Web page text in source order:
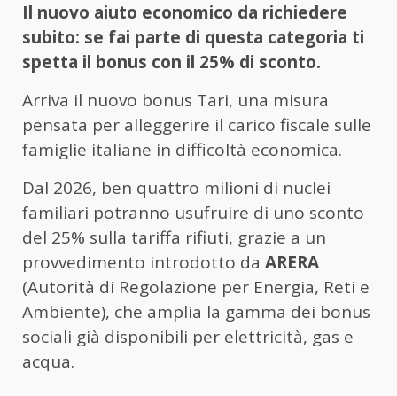
Il nuovo aiuto economico da richiedere
subito: se fai parte di questa categoria ti
spetta il bonus con il 25% di sconto.
Arriva il nuovo bonus Tari, una misura
pensata per alleggerire il carico fiscale sulle
famiglie italiane in difficoltà economica.
Dal 2026, ben quattro milioni di nuclei
familiari potranno usufruire di uno sconto
del 25% sulla tariffa rifiuti, grazie a un
provvedimento introdotto da ARERA
(Autorità di Regolazione per Energia, Reti e
Ambiente), che amplia la gamma dei bonus
sociali già disponibili per elettricità, gas e
acqua.